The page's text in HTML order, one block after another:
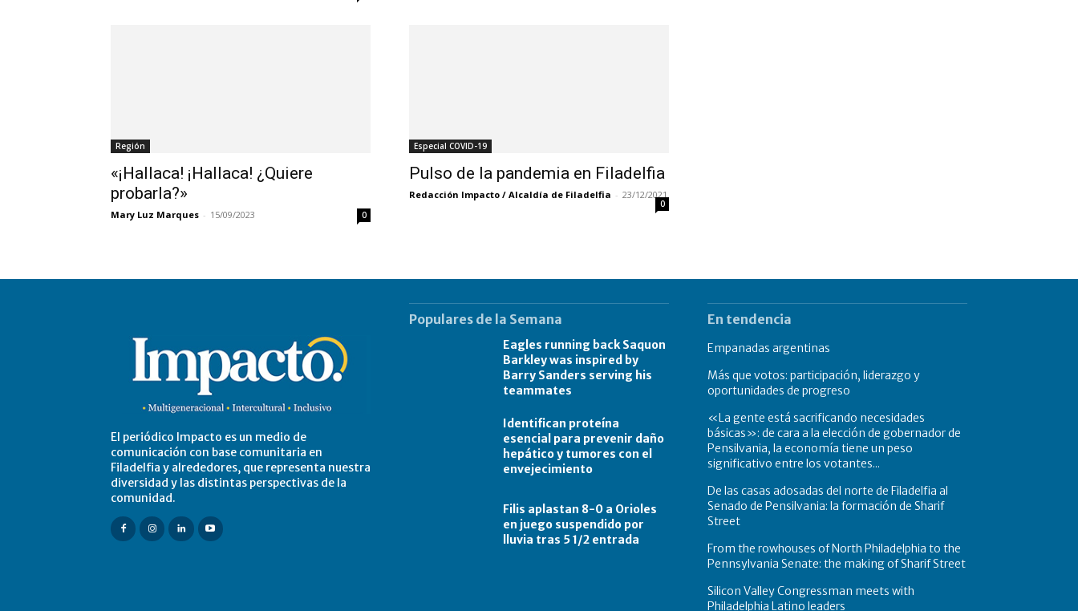
Región
«¡Hallaca! ¡Hallaca! ¿Quiere
probarla?»
Mary Luz Marques - 15/09/2023 0
Especial COVID-19
Pulso de la pandemia en Filadelfia
Redacción Impacto / Alcaldía de Filadelfia - 23/12/2021
0
El periódico Impacto es un medio de
comunicación con base comunitaria en
Filadelfia y alrededores, que representa nuestra
diversidad y las distintas perspectivas de la
comunidad.
Populares de la Semana
Eagles running back Saquon
Barkley was inspired by
Barry Sanders serving his
teammates
Identifican proteína
esencial para prevenir daño
hepático y tumores con el
envejecimiento
Filis aplastan 8-0 a Orioles
en juego suspendido por
lluvia tras 5 1/2 entrada
En tendencia
Empanadas argentinas
Más que votos: participación, liderazgo y
oportunidades de progreso
«La gente está sacrificando necesidades
básicas»: de cara a la elección de gobernador de
Pensilvania, la economía tiene un peso
significativo entre los votantes...
De las casas adosadas del norte de Filadelfia al
Senado de Pensilvania: la formación de Sharif
Street
From the rowhouses of North Philadelphia to the
Pennsylvania Senate: the making of Sharif Street
Silicon Valley Congressman meets with
Philadelphia Latino leaders